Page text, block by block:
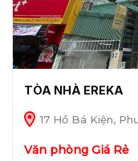
TÒA NHÀ EREKA
17 Hồ Bá Kiện,
Văn phòng Giá Rẻ